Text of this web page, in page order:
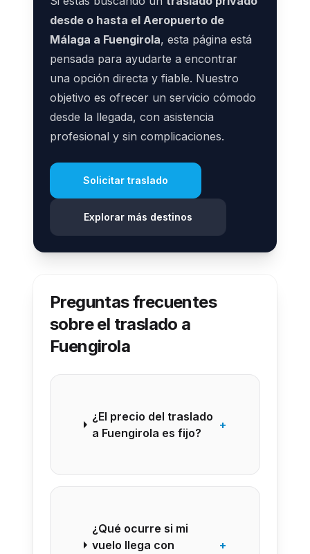
desde o hasta el Aeropuerto de
Málaga a Fuengirola, esta página está
pensada para ayudarte a encontrar
una opción directa y fiable. Nuestro
objetivo es ofrecer un servicio cómodo
desde la llegada, con asistencia
profesional y sin complicaciones.
Solicitar traslado
Explorar más destinos
Preguntas frecuentes
sobre el traslado a
Fuengirola
¿El precio del traslado
a Fuengirola es fijo?
+
¿Qué ocurre si mi
vuelo llega con
+